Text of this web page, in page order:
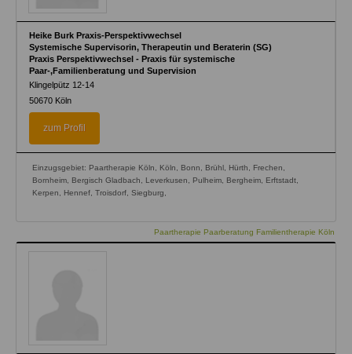
Heike Burk Praxis-Perspektivwechsel
Systemische Supervisorin, Therapeutin und Beraterin (SG)
Praxis Perspektivwechsel - Praxis für systemische
Paar-,Familienberatung und Supervision
Klingelpütz 12-14
50670 Köln
zum Profil
Einzugsgebiet: Paartherapie Köln, Köln, Bonn, Brühl, Hürth, Frechen,
Bornheim, Bergisch Gladbach, Leverkusen, Pulheim, Bergheim, Erftstadt,
Kerpen, Hennef, Troisdorf, Siegburg,
Paartherapie Paarberatung Familientherapie Köln